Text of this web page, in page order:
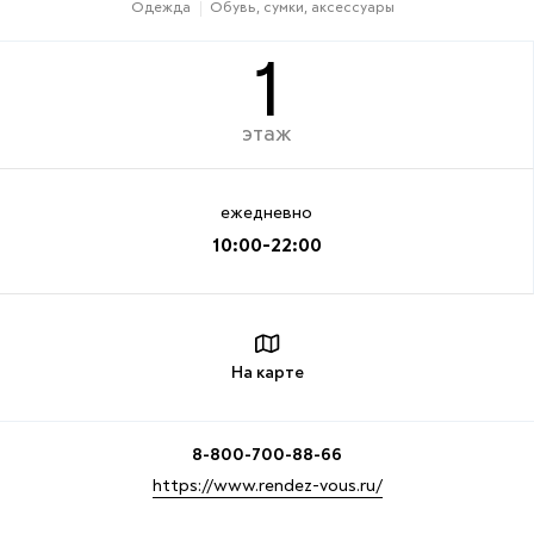
Одежда Обувь, сумки, аксессуары
1
этаж
ежедневно
10:00-22:00
На карте
8-800-700-88-66
https://www.rendez-vous.ru/